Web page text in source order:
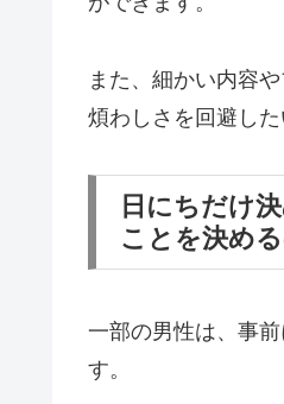
また、細かい内容
煩わしさを回避し
日にちだけ
ことを決め
一部の男性は、事
す。